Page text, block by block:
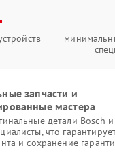
запчасти и
мастера
детали Bosch
что
и сохранение